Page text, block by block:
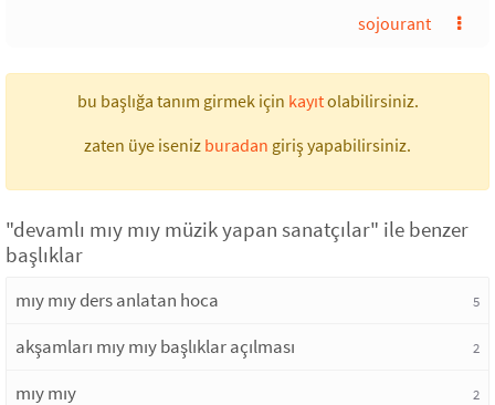
sojourant
bu başlığa tanım girmek için kayıtolabilirsiniz.
zaten üye iseniz buradan giriş yapabilirsiniz.
"devamlı mıy mıy müzik yapan sanatçılar" ile benzer
başlıklar
mıy mıy ders anlatan hoca 5
akşamları mıy mıy başlıklar açılması 2
mıy mıy 2